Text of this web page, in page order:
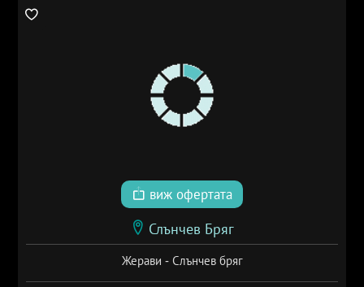
виж офертата
Слънчев Бряг
Жерави - Слънчев бряг